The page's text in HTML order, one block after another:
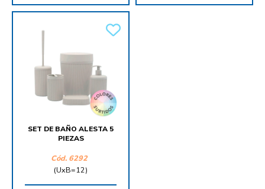
SET DE BAÑO ALESTA 5
PIEZAS
Cód. 6292
(UxB=12)